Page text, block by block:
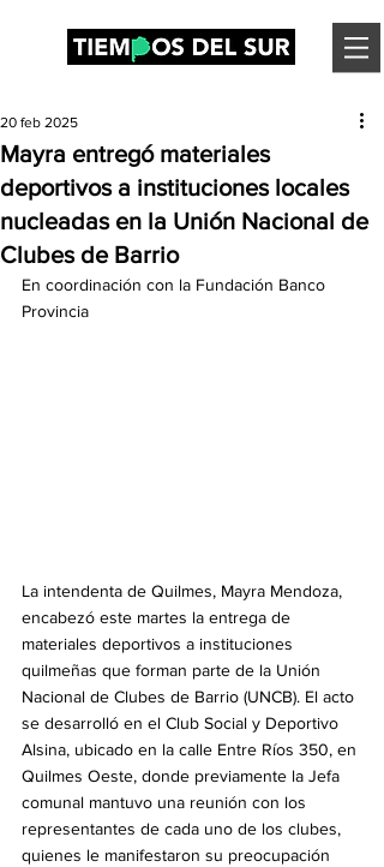
Mayra entregó materiales
deportivos a instituciones locales
nucleadas en la Unión Nacional de
Clubes de Barrio
20 feb 2025
En coordinación con la Fundación Banco
Provincia
La intendenta de Quilmes, Mayra Mendoza,
encabezó este martes la entrega de
materiales deportivos a instituciones
quilmeñas que forman parte de la Unión
Nacional de Clubes de Barrio (UNCB). El acto
se desarrolló en el Club Social y Deportivo
Alsina, ubicado en la calle Entre Ríos 350, en
Quilmes Oeste, donde previamente la Jefa
comunal mantuvo una reunión con los
representantes de cada uno de los clubes,
quienes le manifestaron su preocupación